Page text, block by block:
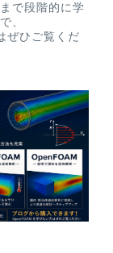
で段階的に学
、
ぜひご覧くだ